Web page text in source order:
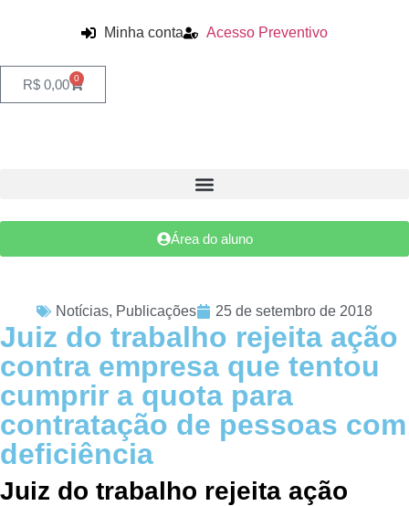
Minha conta Acesso Preventivo
R$ 0,00 0
Área do aluno
Notícias, Publicações 25 de setembro de 2018
Juiz do trabalho rejeita ação
contra empresa que tentou
cumprir a quota para
contratação de pessoas com
deficiência
Juiz do trabalho rejeita ação